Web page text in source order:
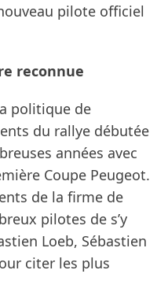
pilote officiel
reconnue
politique de
du rallye débutée
années avec
Coupe Peugeot.
de la firme de
pilotes de s’y
Loeb, Sébastien
citer les plus